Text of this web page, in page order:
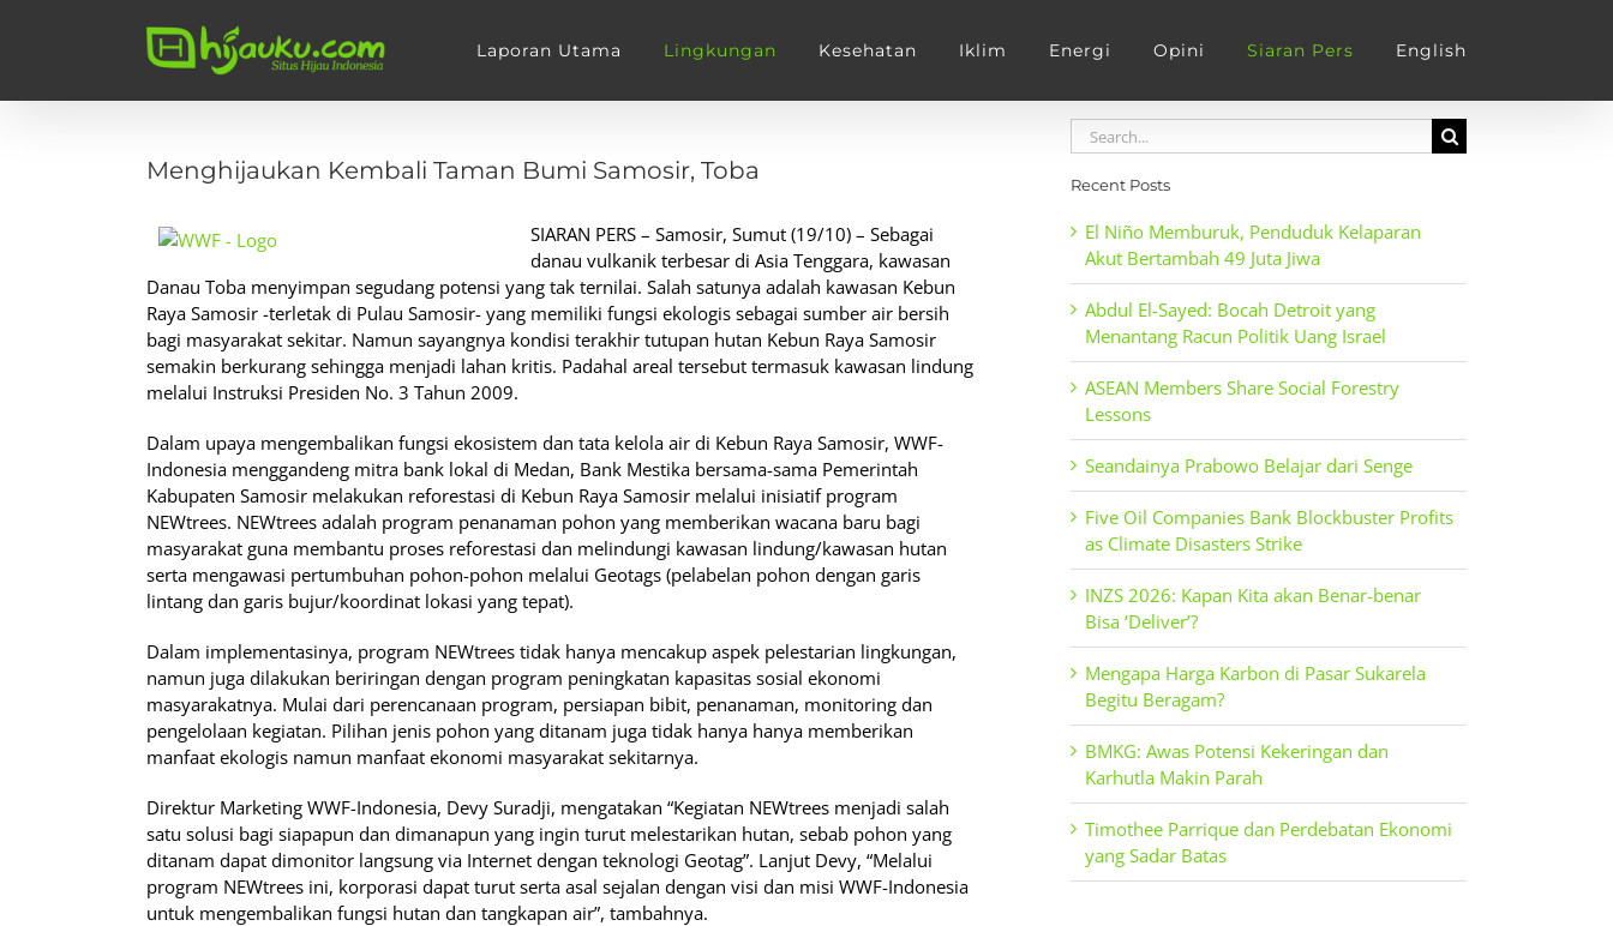
Laporan Utama Lingkungan Kesehatan Iklim Energi Opini Siaran Pers English
Larger
Image
Menghijaukan Kembali Taman Bumi Samosir, Toba
SIARAN PERS – Samosir, Sumut (19/10) – Sebagai
danau vulkanik terbesar di Asia Tenggara, kawasan
Danau Toba menyimpan segudang potensi yang tak ternilai. Salah satunya adalah kawasan Kebun
Raya Samosir -terletak di Pulau Samosir- yang memiliki fungsi ekologis sebagai sumber air bersih
bagi masyarakat sekitar. Namun sayangnya kondisi terakhir tutupan hutan Kebun Raya Samosir
semakin berkurang sehingga menjadi lahan kritis. Padahal areal tersebut termasuk kawasan lindung
melalui Instruksi Presiden No. 3 Tahun 2009.
Dalam upaya mengembalikan fungsi ekosistem dan tata kelola air di Kebun Raya Samosir, WWF-
Indonesia menggandeng mitra bank lokal di Medan, Bank Mestika bersama-sama Pemerintah
Kabupaten Samosir melakukan reforestasi di Kebun Raya Samosir melalui inisiatif program
NEWtrees. NEWtrees adalah program penanaman pohon yang memberikan wacana baru bagi
masyarakat guna membantu proses reforestasi dan melindungi kawasan lindung/kawasan hutan
serta mengawasi pertumbuhan pohon-pohon melalui Geotags (pelabelan pohon dengan garis
lintang dan garis bujur/koordinat lokasi yang tepat).
Dalam implementasinya, program NEWtrees tidak hanya mencakup aspek pelestarian lingkungan,
namun juga dilakukan beriringan dengan program peningkatan kapasitas sosial ekonomi
masyarakatnya. Mulai dari perencanaan program, persiapan bibit, penanaman, monitoring dan
pengelolaan kegiatan. Pilihan jenis pohon yang ditanam juga tidak hanya hanya memberikan
manfaat ekologis namun manfaat ekonomi masyarakat sekitarnya.
Direktur Marketing WWF-Indonesia, Devy Suradji, mengatakan “Kegiatan NEWtrees menjadi salah
satu solusi bagi siapapun dan dimanapun yang ingin turut melestarikan hutan, sebab pohon yang
ditanam dapat dimonitor langsung via Internet dengan teknologi Geotag”. Lanjut Devy, “Melalui
program NEWtrees ini, korporasi dapat turut serta asal sejalan dengan visi dan misi WWF-Indonesia
untuk mengembalikan fungsi hutan dan tangkapan air”, tambahnya.
Search
for:
Recent Posts
El Niño Memburuk, Penduduk Kelaparan
Akut Bertambah 49 Juta Jiwa
Abdul El-Sayed: Bocah Detroit yang
Menantang Racun Politik Uang Israel
ASEAN Members Share Social Forestry
Lessons
Seandainya Prabowo Belajar dari Senge
Five Oil Companies Bank Blockbuster Profits
as Climate Disasters Strike
INZS 2026: Kapan Kita akan Benar-benar
Bisa ‘Deliver’?
Mengapa Harga Karbon di Pasar Sukarela
Begitu Beragam?
BMKG: Awas Potensi Kekeringan dan
Karhutla Makin Parah
Timothee Parrique dan Perdebatan Ekonomi
yang Sadar Batas